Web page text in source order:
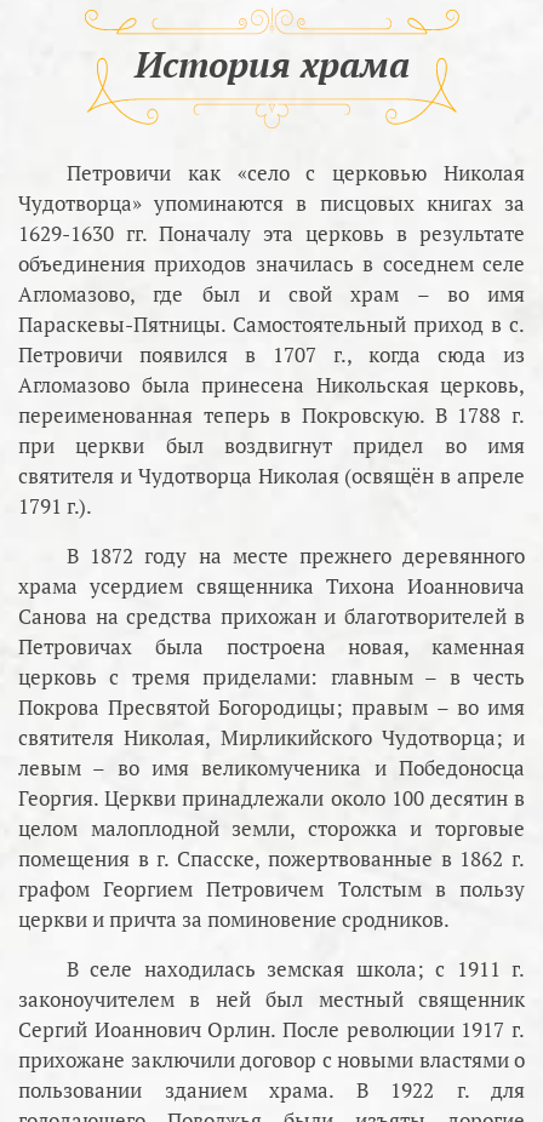
История храма
Петровичи как «село с церковью Николая
Чудотворца» упоминаются в писцовых книгах за
1629-1630 гг. Поначалу эта церковь в результате
объединения приходов значилась в соседнем селе
Агломазово, где был и свой храм – во имя
Параскевы-Пятницы. Самостоятельный приход в с.
Петровичи появился в 1707 г., когда сюда из
Агломазово была принесена Никольская церковь,
переименованная теперь в Покровскую. В 1788 г.
при церкви был воздвигнут придел во имя
святителя и Чудотворца Николая (освящён в апреле
1791 г.).
В 1872 году на месте прежнего деревянного
храма усердием священника Тихона Иоанновича
Санова на средства прихожан и благотворителей в
Петровичах была построена новая, каменная
церковь с тремя приделами: главным – в честь
Покрова Пресвятой Богородицы; правым – во имя
святителя Николая, Мирликийского Чудотворца; и
левым – во имя великомученика и Победоносца
Георгия. Церкви принадлежали около 100 десятин в
целом малоплодной земли, сторожка и торговые
помещения в г. Спасске, пожертвованные в 1862 г.
графом Георгием Петровичем Толстым в пользу
церкви и причта за поминовение сродников.
В селе находилась земская школа; с 1911 г.
законоучителем в ней был местный священник
Сергий Иоаннович Орлин. После революции 1917 г.
прихожане заключили договор с новыми властями о
пользовании зданием храма. В 1922 г. для